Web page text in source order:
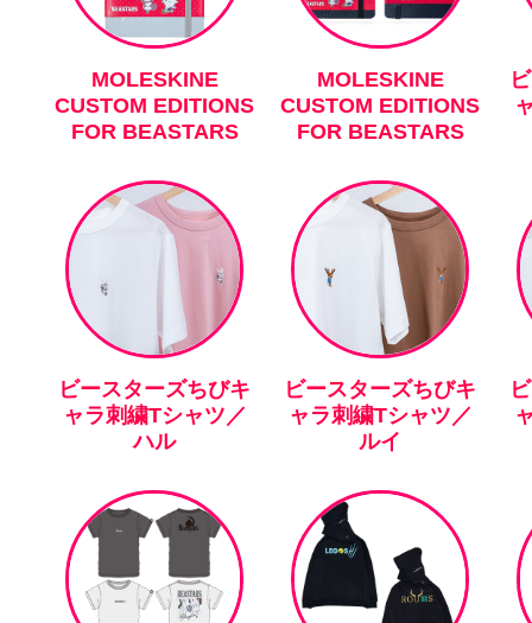
MOLESKINE
CUSTOM EDITIONS
FOR BEASTARS
MOLESKINE
CUSTOM EDITIONS
FOR BEASTARS
ビースターズちびキ
ャラ刺繍Tシャツ／
ハル
ビースターズちびキ
ャラ刺繍Tシャツ／
ルイ